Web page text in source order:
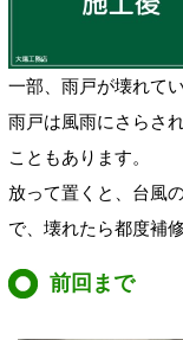
一部、雨戸が壊れて
雨戸は風雨にさらさ
こともあります。
放って置くと、台風
で、壊れたら都度補
前回まで